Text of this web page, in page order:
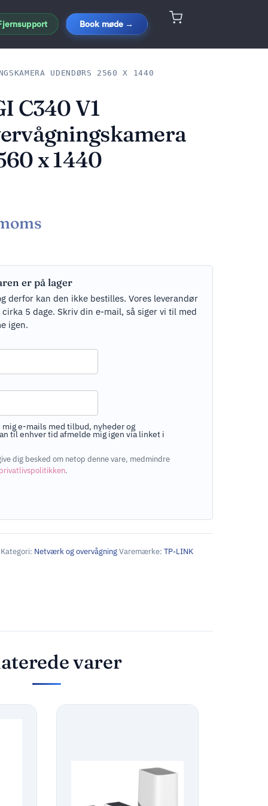
Book møde →
UDENDØRS 2560 X 1440
C340 V1
x 1440
er på lager
derfor kan den ikke bestilles. Vores leverandør
5 dage. Skriv din e-mail, så siger vi til med
igen.
mig e-mails med tilbud, nyheder og
til enhver tid afmelde mig igen via linket i
dig besked om netop denne vare, medmindre
privatlivspolitikken.
Kategori: Netværk og overvågningVaremærke: TP-LINK
varer